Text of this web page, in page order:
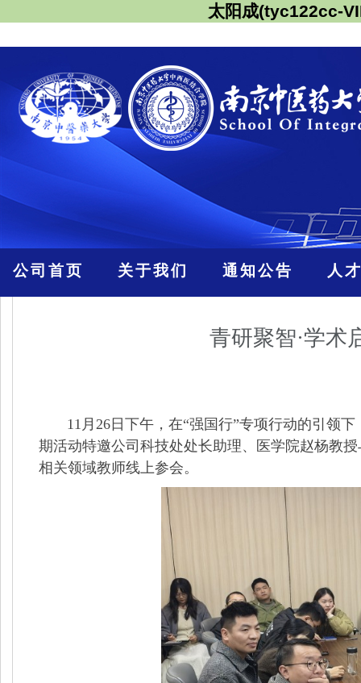
太阳成(tyc122cc-
公司首页 关于我们 通知公告 人
青研聚智·学
11 月 26日下午，在“强国行”专项行动的引领
期活动特邀公司科技处处长助理、医学院赵杨教
相关领域教师线上参会。